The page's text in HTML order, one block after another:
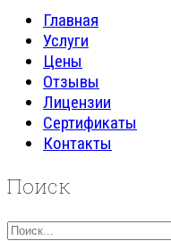
Главная
Услуги
Цены
Отзывы
Лицензии
Сертификаты
Контакты
Поиск